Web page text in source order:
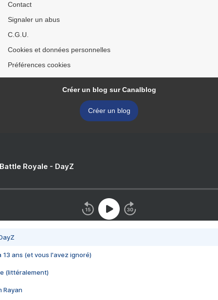
Contact
Signaler un abus
C.G.U.
Cookies et données personnelles
Préférences cookies
Créer un blog sur Canalblog
Créer un blog
Royale - DayZ
13 ans (et vous l'avez ignoré)
(littéralement)
Rayan